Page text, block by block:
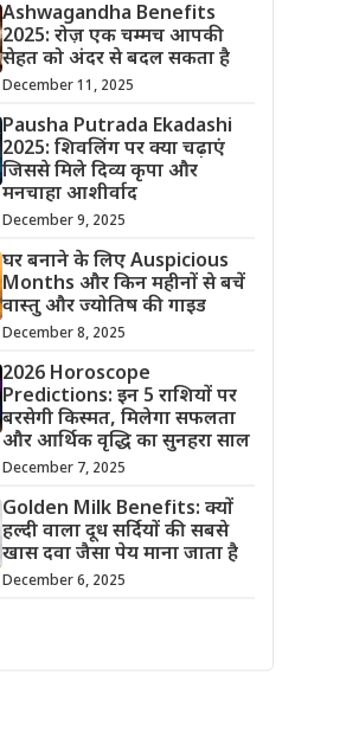
Ashwagandha Benefits
2025: रोज़ एक चम्मच आपकी
सेहत को अंदर से बदल सकता है
December 11, 2025
Pausha Putrada Ekadashi
2025: शिवलिंग पर क्या चढ़ाएं
जिससे मिले दिव्य कृपा और
मनचाहा आशीर्वाद
December 9, 2025
घर बनाने के लिए Auspicious
Months और किन महीनों से बचें
वास्तु और ज्योतिष की गाइड
December 8, 2025
2026 Horoscope
Predictions: इन 5 राशियों पर
बरसेगी किस्मत, मिलेगा सफलता
और आर्थिक वृद्धि का सुनहरा साल
December 7, 2025
Golden Milk Benefits: क्यों
हल्दी वाला दूध सर्दियों की सबसे
खास दवा जैसा पेय माना जाता है
December 6, 2025